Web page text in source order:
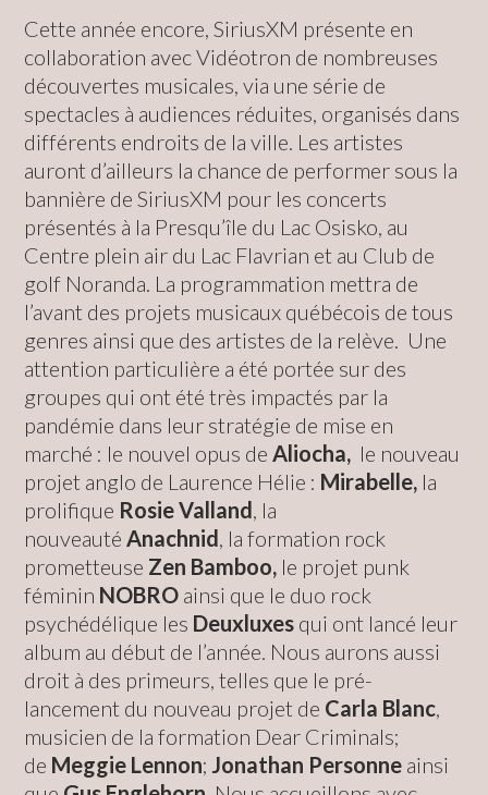
Cette année encore, SiriusXM présente en
collaboration avec Vidéotron de nombreuses
découvertes musicales, via une série de
spectacles à audiences réduites, organisés dans
différents endroits de la ville. Les artistes
auront d’ailleurs la chance de performer sous la
bannière de SiriusXM pour les concerts
présentés à la Presqu’île du Lac Osisko, au
Centre plein air du Lac Flavrian et au Club de
golf Noranda. La programmation mettra de
l’avant des projets musicaux québécois de tous
genres ainsi que des artistes de la relève. Une
attention particulière a été portée sur des
groupes qui ont été très impactés par la
pandémie dans leur stratégie de mise en
marché : le nouvel opus deAliocha, le nouveau
projet anglo de Laurence Hélie : Mirabelle, la
prolifique Rosie Valland, la
nouveautéAnachnid, la formation rock
prometteuse Zen Bamboo, le projet punk
féminin NOBRO ainsi que le duo rock
psychédélique les Deuxluxes qui ont lancé leur
album au début de l’année. Nous aurons aussi
droit à des primeurs, telles que le pré-
lancement du nouveau projet de Carla Blanc,
musicien de la formation Dear Criminals;
de Meggie Lennon; Jonathan Personne ainsi